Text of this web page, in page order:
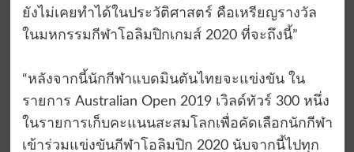
ยังไม่เคยทำได้ในประวัติศาสตร์ คือเหรียญรางวัล
ในมหกรรมกีฬาโอลิมปิกเกมส์ 2020 ที่จะถึงนี้”
“หลังจากนี้นักกีฬาแบดมินตันไทยจะแข่งขัน ใน
รายการ Australian Open 2019 เวิลด์ทัวร์ 300 หนึ่ง
ในรายการเก็บคะแนนสะสมโลกเพื่อคัดเลือกนักกีฬา
เข้าร่วมแข่งขันกีฬาโอลิมปิก 2020 นับจากนี้ไปทุก